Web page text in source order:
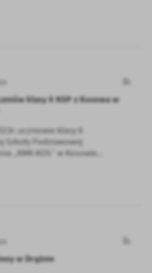
klasy 8 NSP z Kosowa w
uczniowie klasy 8
Szkoły Podstawowej
„KMK KOS” w Kosowie...
w Drążnie